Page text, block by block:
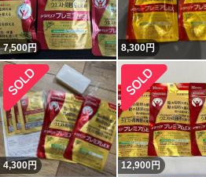
7,500円 8,300円
4,300円 12,900円